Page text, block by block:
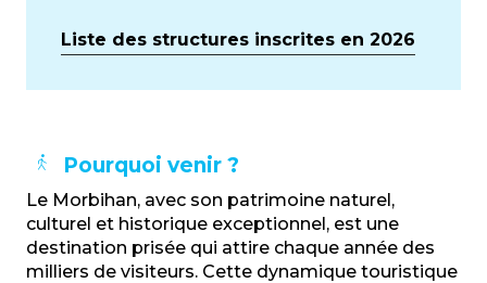
Liste des structures inscrites en 2026
Pourquoi venir ?
Le Morbihan, avec son patrimoine naturel,
culturel et historique exceptionnel, est une
destination prisée qui attire chaque année des
milliers de visiteurs. Cette dynamique touristique